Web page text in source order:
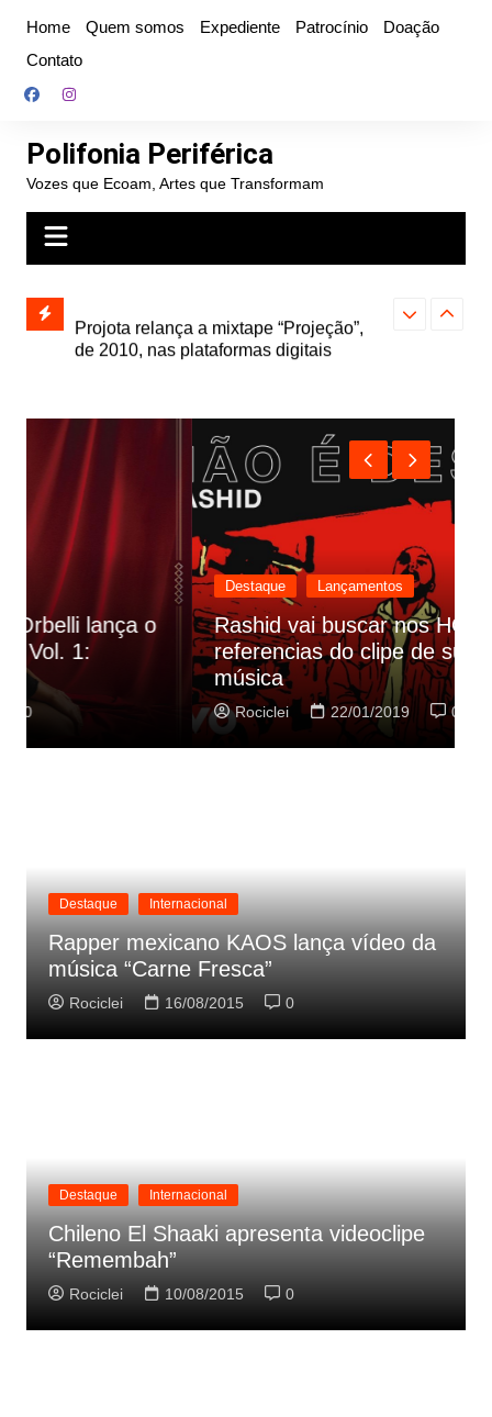
conteúdo
Home Quem somos Expediente Patrocínio
Doação
Contato
Polifonia Periférica
Vozes que Ecoam, Artes que Transformam
e abre
autoral,
de 2010, nas plataformas digitais
Farofa
Destaque Lançamentos
Rashid vai buscar nos HQs as
referencias do clipe de sua nova
22/01/2019 0
Destaque Internacional
Rapper mexicano KAOS lança vídeo da
música “Carne Fresca”
Rociclei 16/08/2015 0
Destaque Internacional
Chileno El Shaaki apresenta videoclipe
“Remembah”
Rociclei 10/08/2015 0